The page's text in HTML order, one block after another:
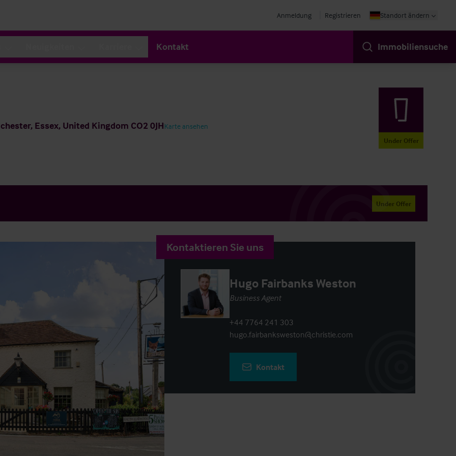
Anmeldung Registrieren Standort ändern
Kontakt Immobiliensuche
Essex, United Kingdom CO2 0JHKarte ansehen
Under Offer
Under Offer
Kontaktieren Sie uns
Hugo Fairbanks Weston
Business Agent
+44 7764 241 303
hugo.fairbanksweston@christie.com
Kontakt